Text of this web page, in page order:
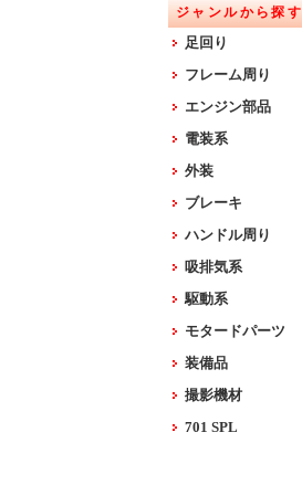
ジャンルから探す
足回り
フレーム周り
エンジン部品
電装系
外装
ブレーキ
ハンドル周り
吸排気系
駆動系
モタードパーツ
装備品
撮影機材
701 SPL